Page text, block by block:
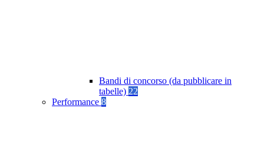
Bandi di concorso (da pubblicare in
tabelle) 22
Performance 8